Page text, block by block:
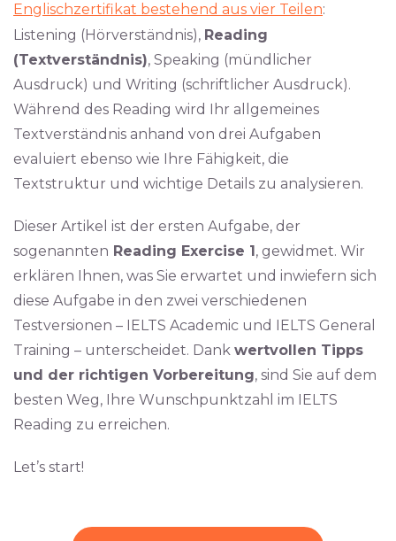
Englischzertifikat bestehend aus vier Teilen:
Listening (Hörverständnis), Reading
(Textverständnis), Speaking (mündlicher
Ausdruck) und Writing (schriftlicher Ausdruck).
Während des Reading wird Ihr allgemeines
Textverständnis anhand von drei Aufgaben
evaluiert ebenso wie Ihre Fähigkeit, die
Textstruktur und wichtige Details zu analysieren.
Dieser Artikel ist der ersten Aufgabe, der
sogenannten Reading Exercise 1, gewidmet. Wir
erklären Ihnen, was Sie erwartet und inwiefern sich
diese Aufgabe in den zwei verschiedenen
Testversionen – IELTS Academic und IELTS General
Training – unterscheidet. Dank wertvollen Tipps
und der richtigen Vorbereitung, sind Sie auf dem
besten Weg, Ihre Wunschpunktzahl im IELTS
Reading zu erreichen.
Let’s start!